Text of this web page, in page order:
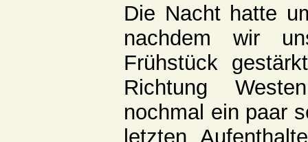
Die Nacht hatte
nachdem wir
Frühstück
Richtung
nochmal ein paar
letzten